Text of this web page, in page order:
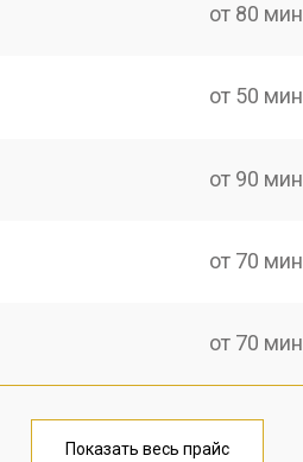
от 80 мин
от 50 мин
от 90 мин
от 70 мин
от 70 мин
от 60 мин
Показать весь прайс